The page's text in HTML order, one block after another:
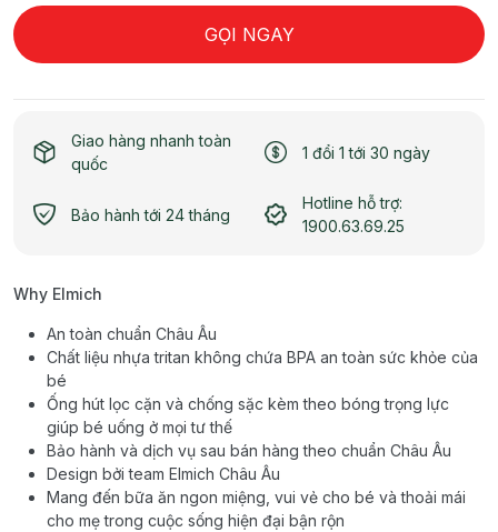
GỌI NGAY
Giao hàng nhanh toàn
quốc
1 đổi 1 tới 30 ngày
Bảo hành tới 24 tháng
Hotline hỗ trợ:
1900.63.69.25
Why Elmich
An toàn chuẩn Châu Âu
Chất liệu nhựa tritan không chứa BPA an toàn sức khỏe của
bé
Ống hút lọc cặn và chống sặc kèm theo bóng trọng lực
giúp bé uống ở mọi tư thế
Bảo hành và dịch vụ sau bán hàng theo chuẩn Châu Âu
Design bởi team Elmich Châu Âu
Mang đến bữa ăn ngon miệng, vui vẻ cho bé và thoải mái
cho mẹ trong cuộc sống hiện đại bận rộn